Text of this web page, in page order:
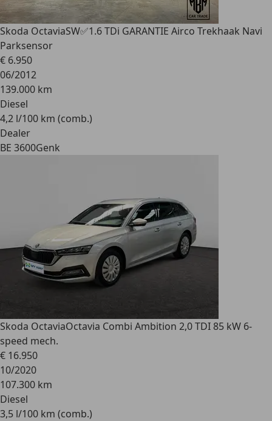
Skoda OctaviaSW✅1.6 TDi GARANTIE Airco Trekhaak Navi
Parksensor
€ 6.950
06/2012
139.000 km
Diesel
4,2 l/100 km (comb.)
Dealer
BE 3600Genk
Skoda OctaviaOctavia Combi Ambition 2,0 TDI 85 kW 6-
speed mech.
€ 16.950
10/2020
107.300 km
Diesel
3,5 l/100 km (comb.)